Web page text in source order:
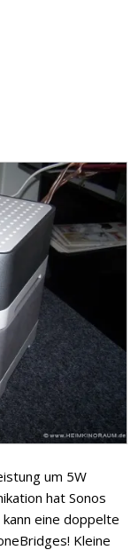
um 5W
hat Sonos
eine doppelte
Kleine